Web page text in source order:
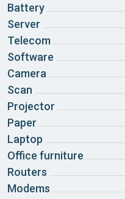
Battery
Server
Telecom
Software
Camera
Scan
Projector
Paper
Laptop
Office furniture
Routers
Modems